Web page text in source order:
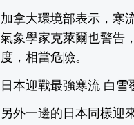
加拿大環境部表示，寒
氣象學家克萊爾也警告
度，相當危險。
日本迎戰最強寒流 白雪
另外一邊的日本同樣迎